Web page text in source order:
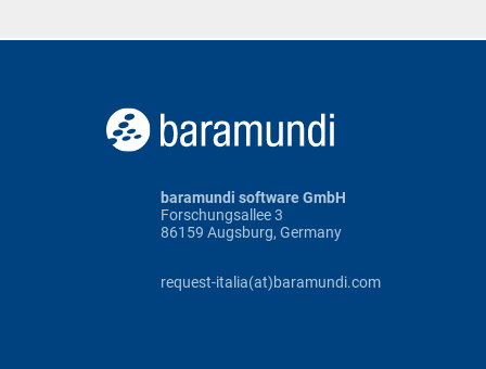
baramundi software GmbH
Forschungsallee 3
86159 Augsburg, Germany
request-italia(at)baramundi.com